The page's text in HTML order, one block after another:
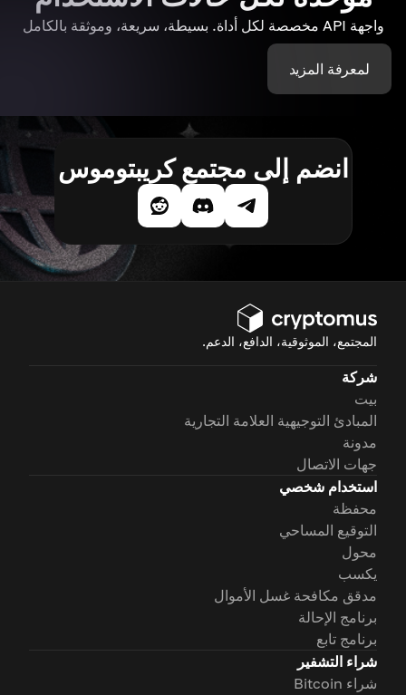
واجهة API مخصصة لكل أداة. بسيطة، سريعة، وموثقة بالكامل
لمعرفة المزيد
انضم إلى مجتمع كريبتوموس
المجتمع، الموثوقية، الدافع، الدعم.
شركة
بيت
المبادئ التوجيهية العلامة التجارية
مدونة
جهات الاتصال
استخدام شخصي
محفظة
التوقيع المساحي
محول
يكسب
مدقق مكافحة غسل الأموال
برنامج الإحالة
برنامج تابع
شراء التشفير
شراء Bitcoin